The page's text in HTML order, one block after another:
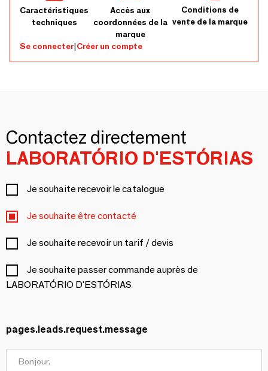
Caractéristiques
techniques
Accès aux
coordonnées de la
marque
Conditions de
vente de la marque
Se connecter|Créer un compte
Contactez directement
LABORATÓRIO D'ESTÓRIAS
Je souhaite recevoir le catalogue
Je souhaite être contacté
Je souhaite recevoir un tarif / devis
Je souhaite passer commande auprès de
LABORATÓRIO D'ESTÓRIAS
pages.leads.request.message